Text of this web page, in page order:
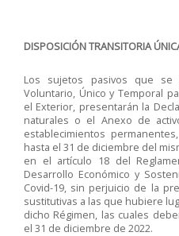
DISPOSICIÓN TRANSITORIA
Los sujetos pasivos que se
Voluntario, Único y Temporal
el Exterior, presentarán la
naturales o el Anexo de
establecimientos
hasta el 31 de diciembre del
en el artículo 18 del
Desarrollo Económico y
Covid-19, sin perjuicio de la
sustitutivas a las que hubiere
dicho Régimen, las cuales
el 31 de diciembre de 2022.